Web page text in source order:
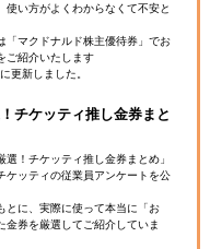
使い方がよくわからなくて不安と
「マクドナルド株主優待券」でお
ご紹介いたします
更新しました。
チケッティ推し金券まと
！チケッティ推し金券まとめ」
ケッティの従業員アンケートを公
とに、実際に使って本当に「お
金券を厳選してご紹介していま